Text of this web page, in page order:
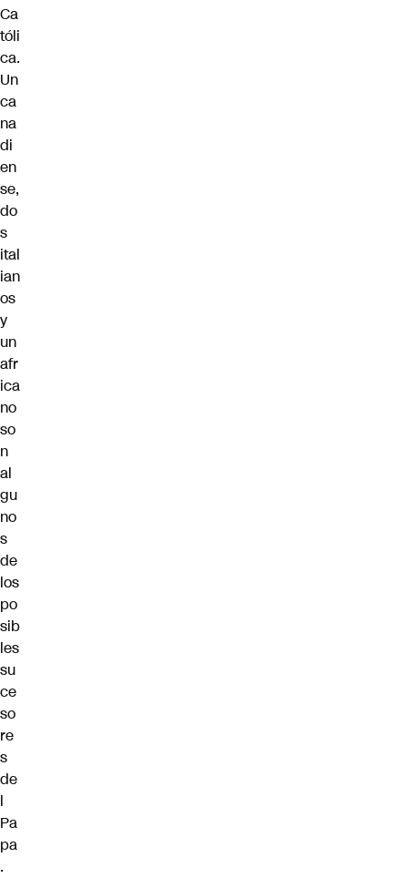
Ca
tóli
ca.
Un
ca
na
di
en
se,
do
s
ital
ian
os
y
un
afr
ica
no
so
n
al
gu
no
s
de
los
po
sib
les
su
ce
so
re
s
de
l
Pa
pa
.